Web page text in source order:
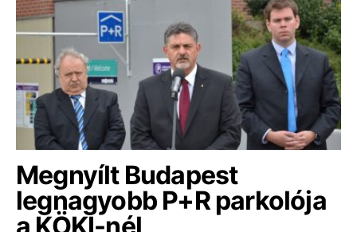
Megnyílt Budapest
legnagyobb P+R parkolója